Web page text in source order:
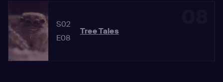
S02
E08
Tree Tales